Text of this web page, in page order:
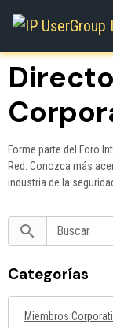
Forme parte del Foro
Red. Conozca más
industria de la
Categorías
Miembros